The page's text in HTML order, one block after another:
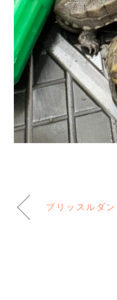
ブリッスルダン